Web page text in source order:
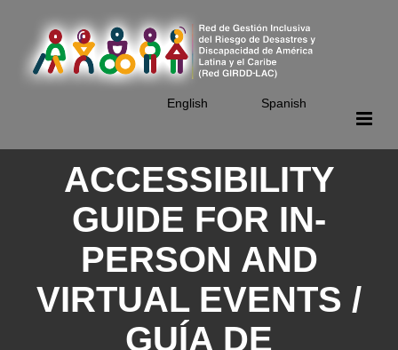
English
Spanish
ACCESSIBILITY
GUIDE FOR IN-
PERSON AND
VIRTUAL EVENTS /
GUÍA DE